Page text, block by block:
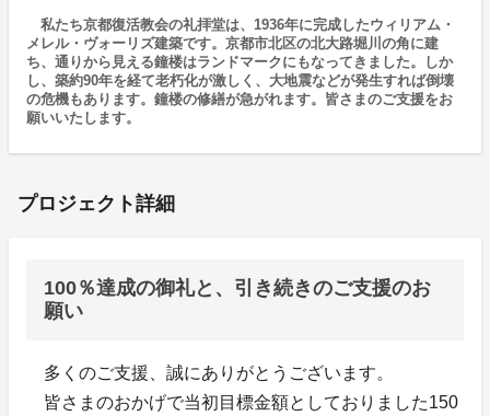
私たち京都復活教会の礼拝堂は、1936年に完成したウィリアム・
メレル・ヴォーリズ建築です。京都市北区の北大路堀川の角に建
ち、通りから見える鐘楼はランドマークにもなってきました。しか
し、築約90年を経て老朽化が激しく、大地震などが発生すれば倒壊
の危機もあります。鐘楼の修繕が急がれます。皆さまのご支援をお
願いいたします。
プロジェクト詳細
100％達成の御礼と、引き続きのご支援のお
願い
多くのご支援、誠にありがとうございます。
皆さまのおかげで当初目標金額としておりました150